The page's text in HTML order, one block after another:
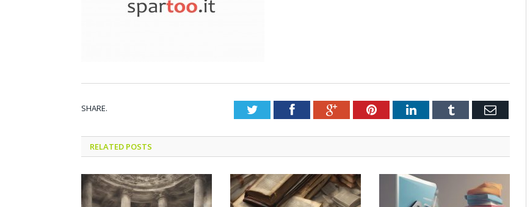
SHARE. TwitterFacebookGoogle+PinterestLinkedInTumblr Email
RELATED POSTS